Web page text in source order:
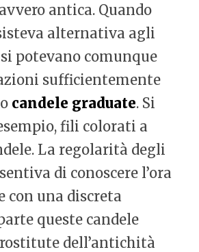
antica. Quando
alternativa agli
potevano comunque
sufficientemente
candele graduate. Si
fili colorati a
La regolarità degli
di conoscere l’ora
con una discreta
queste candele
dell’antichità